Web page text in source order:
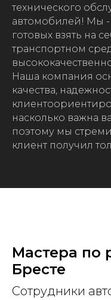
технического
автомобилей! Мы -
готовых взять на
транспортном
Наша компания
качества,
насколько важна
поэтому мы
клиент получил
Мастера по
Бресте
Сотрудники